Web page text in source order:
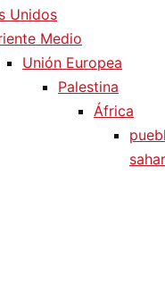
Unidos
Medio
Unión Europea
Palestina
África